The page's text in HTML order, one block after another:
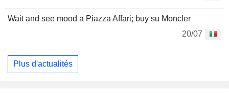
Wait and see mood a Piazza Affari; buy su Moncler
20/07
Plus d'actualités